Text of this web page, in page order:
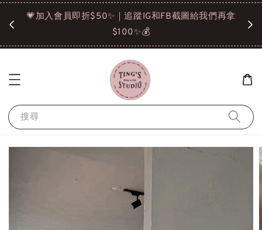
選
💗加入會員即折$50✨｜追蹤IG和FB截圖給我們再拿
$100✨💰
搜尋